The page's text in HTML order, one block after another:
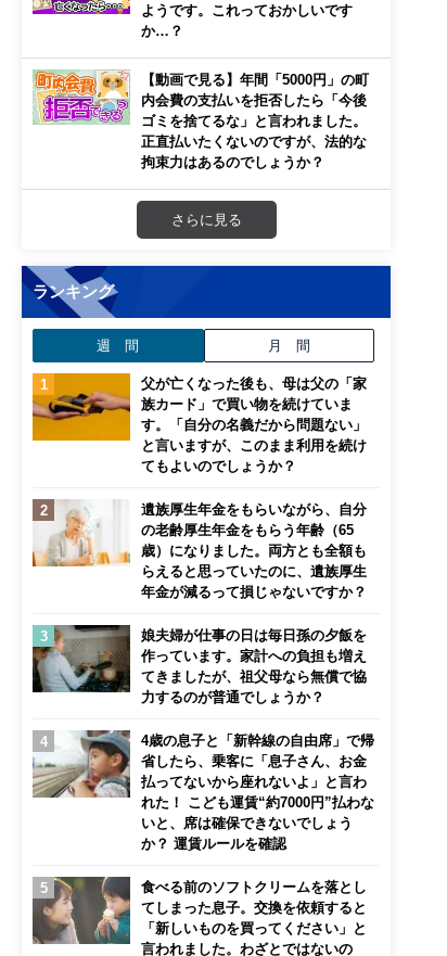
ようです。これっておかしいです
か…？
【動画で見る】年間「5000円」の町
内会費の支払いを拒否したら「今後
ゴミを捨てるな」と言われました。
正直払いたくないのですが、法的な
拘束力はあるのでしょうか？
さらに見る
ランキング
週 間 月 間
父が亡くなった後も、母は父の「家
族カード」で買い物を続けていま
す。「自分の名義だから問題ない」
と言いますが、このまま利用を続け
てもよいのでしょうか？
遺族厚生年金をもらいながら、自分
の老齢厚生年金をもらう年齢（65
歳）になりました。両方とも全額も
らえると思っていたのに、遺族厚生
年金が減るって損じゃないですか？
娘夫婦が仕事の日は毎日孫の夕飯を
作っています。家計への負担も増え
てきましたが、祖父母なら無償で協
力するのが普通でしょうか？
4歳の息子と「新幹線の自由席」で帰
省したら、乗客に「息子さん、お金
払ってないから座れないよ」と言わ
れた！ こども運賃“約7000円”払わな
いと、席は確保できないでしょう
か？ 運賃ルールを確認
食べる前のソフトクリームを落とし
てしまった息子。交換を依頼すると
「新しいものを買ってください」と
言われました。わざとではないの